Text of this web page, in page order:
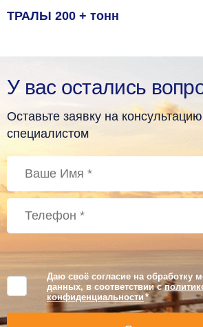
ТРАЛЫ 200 + тонн
У вас остались
Оставьте заявку на
специалистом
Даю своё согласие на обработку
данных, в соответствии с
конфиденциальности *